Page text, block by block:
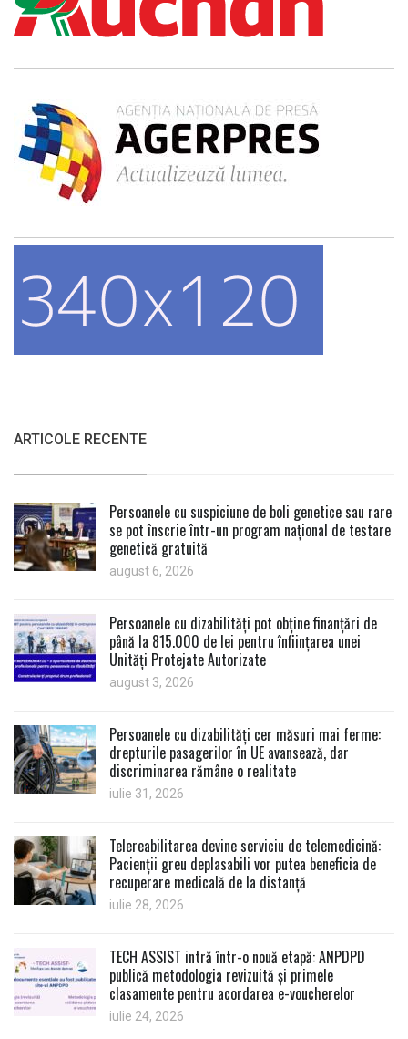
ARTICOLE RECENTE
Persoanele cu suspiciune de boli genetice sau rare
se pot înscrie într-un program național de testare
genetică gratuită
august 6, 2026
Persoanele cu dizabilități pot obține finanțări de
până la 815.000 de lei pentru înființarea unei
Unități Protejate Autorizate
august 3, 2026
Persoanele cu dizabilități cer măsuri mai ferme:
drepturile pasagerilor în UE avansează, dar
discriminarea rămâne o realitate
iulie 31, 2026
Telereabilitarea devine serviciu de telemedicină:
Pacienții greu deplasabili vor putea beneficia de
recuperare medicală de la distanță
iulie 28, 2026
TECH ASSIST intră într-o nouă etapă: ANPDPD
publică metodologia revizuită și primele
clasamente pentru acordarea e-voucherelor
iulie 24, 2026